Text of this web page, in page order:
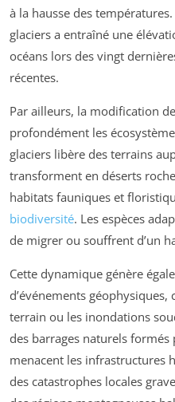
à la hausse des
glaciers a entraîné une
océans lors des vingt
récentes.
Par ailleurs, la modification
profondément les
glaciers libère des terrains
transforment en déserts
habitats fauniques et
biodiversité. Les espèces
de migrer ou souffrent d’un
Cette dynamique génère
d’événements
terrain ou les inondations
des barrages naturels formés
menacent les infrastructures
des catastrophes locales